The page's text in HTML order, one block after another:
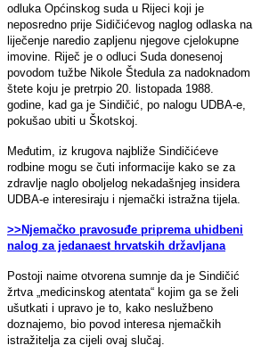
odluka Općinskog suda u Rijeci koji je
neposredno prije Sidičićevog naglog odlaska na
liječenje naredio zapljenu njegove cjelokupne
imovine. Riječ je o odluci Suda donesenoj
povodom tužbe Nikole Štedula za nadoknadom
štete koju je pretrpio 20. listopada 1988.
godine, kad ga je Sindičić, po nalogu UDBA-e,
pokušao ubiti u Škotskoj.
Međutim, iz krugova najbliže Sindičićeve
rodbine mogu se čuti informacije kako se za
zdravlje naglo oboljelog nekadašnjeg insidera
UDBA-e interesiraju i njemački istražna tijela.
>>Njemačko pravosuđe priprema uhidbeni
nalog za jedanaest hrvatskih državljana
Postoji naime otvorena sumnje da je Sindičić
žrtva „medicinskog atentata“ kojim ga se želi
ušutkati i upravo je to, kako neslužbeno
doznajemo, bio povod interesa njemačkih
istražitelja za cijeli ovaj slučaj.